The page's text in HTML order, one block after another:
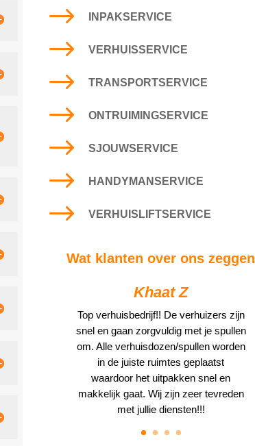
$ INPAKSERVICE
$ VERHUISSERVICE
$ TRANSPORTSERVICE
$ ONTRUIMINGSERVICE
$ SJOUWSERVICE
$ HANDYMANSERVICE
$ VERHUISLIFTSERVICE
Wat klanten over ons zeggen
Khaat Z
Top verhuisbedrijf!! De verhuizers zijn
snel en gaan zorgvuldig met je spullen
om. Alle verhuisdozen/spullen worden
in de juiste ruimtes geplaatst
waardoor het uitpakken snel en
makkelijk gaat. Wij zijn zeer tevreden
met jullie diensten!!!